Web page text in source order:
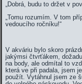
„Dobrá, budu to držet v
„Tomu rozumím. V tom
vedoucího ročníku!“
V akváriu bylo skoro
jakýmsi čtvrťákem,
na body, ale odmítal to
která ve při padala, jsem
použít. Vytáhnul jsem ze